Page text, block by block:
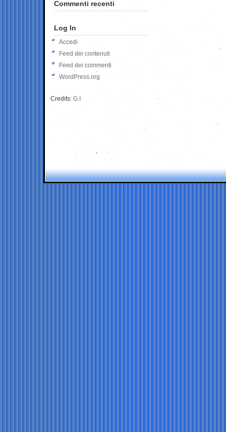
Commenti recenti
Log In
Accedi
Feed dei contenuti
Feed dei commenti
WordPress.org
Credits: G.I